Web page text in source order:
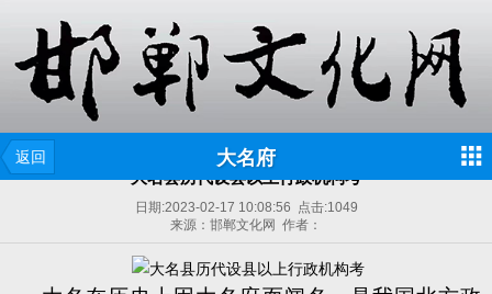
返回 大名府
大名县历代设县以上行政机构考
日期:2023-02-17 10:08:56 点击:1049
来源：邯郸文化网 作者：